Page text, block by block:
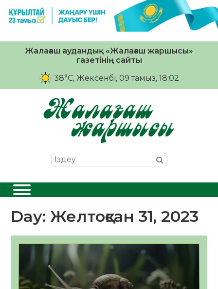
Жалағаш аудандық «Жалағаш жаршысы»
газетінің сайты
38°C, Жексенбі, 09 тамыз, 18:02
Day: Желтоқсан 31, 2023